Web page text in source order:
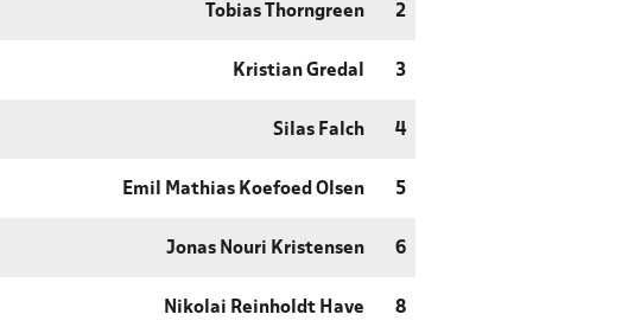
Tobias Thorngreen 2
Kristian Gredal 3
Silas Falch 4
Emil Mathias Koefoed Olsen 5
Jonas Nouri Kristensen 6
Nikolai Reinholdt Have 8